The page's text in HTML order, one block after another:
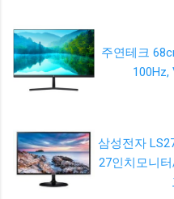
주연테크
100Hz,
삼성전자
27인치모니